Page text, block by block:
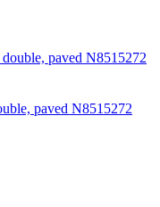
paved N8515272